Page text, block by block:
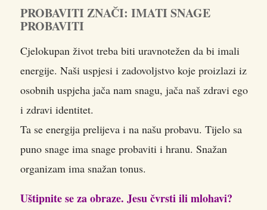
PROBAVITI ZNAČI: IMATI SNAGE
PROBAVITI
Cjelokupan život treba biti uravnotežen da bi imali
energije. Naši uspjesi i zadovoljstvo koje proizlazi iz
osobnih uspjeha jača nam snagu, jača naš zdravi ego
i zdravi identitet.
Ta se energija prelijeva i na našu probavu. Tijelo sa
puno snage ima snage probaviti i hranu. Snažan
organizam ima snažan tonus.
Uštipnite se za obraze. Jesu čvrsti ili mlohavi?